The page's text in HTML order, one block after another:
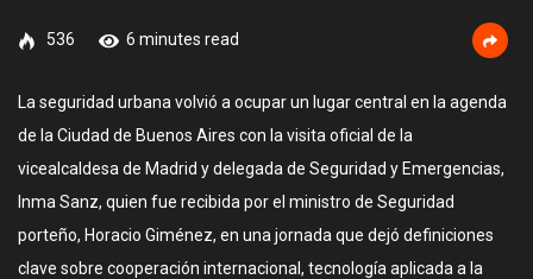
536 6 minutes read
La seguridad urbana volvió a ocupar un lugar central en la agenda
de la Ciudad de Buenos Aires con la visita oficial de la
vicealcaldesa de Madrid y delegada de Seguridad y Emergencias,
Inma Sanz, quien fue recibida por el ministro de Seguridad
porteño, Horacio Giménez, en una jornada que dejó definiciones
clave sobre cooperación internacional, tecnología aplicada a la